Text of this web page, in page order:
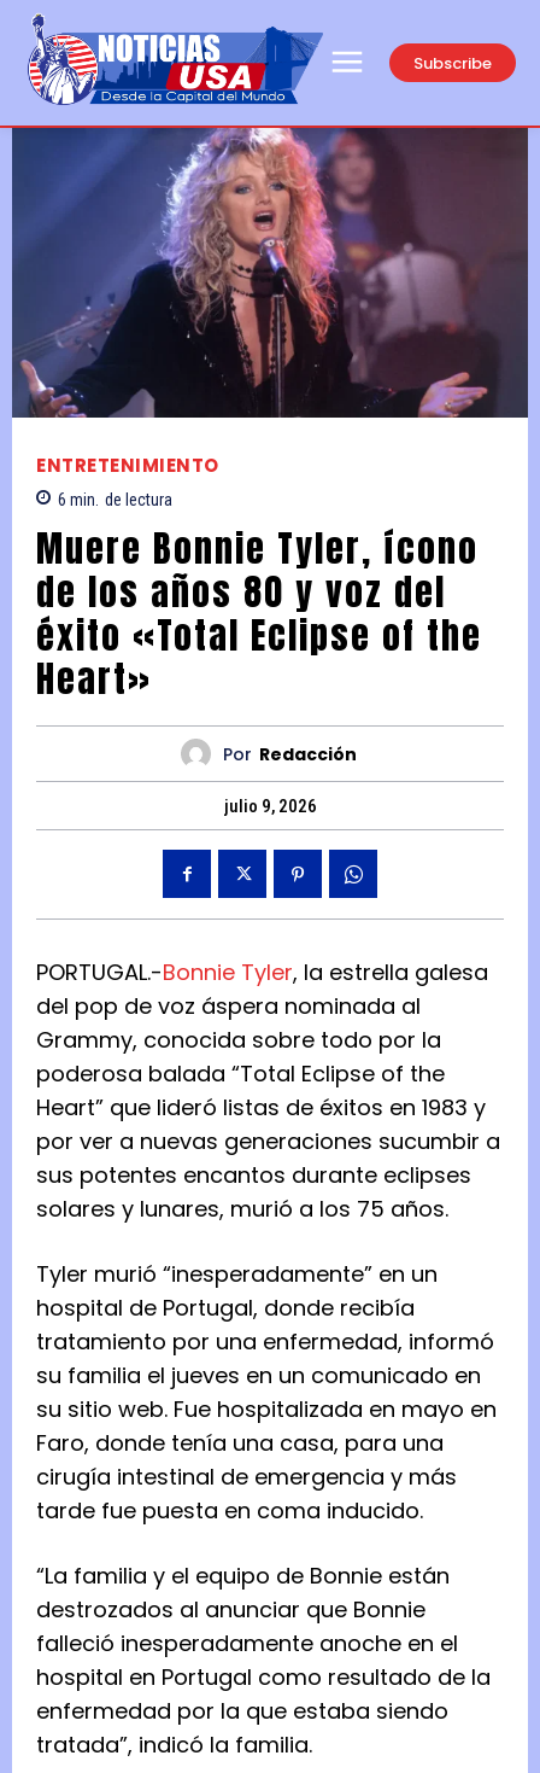
Subscribe
ENTRETENIMIENTO
6 min. de lectura
Muere Bonnie Tyler, ícono
de los años 80 y voz del
éxito «Total Eclipse of the
Heart»
Por Redacción
julio 9, 2026
PORTUGAL.-Bonnie Tyler, la estrella galesa
del pop de voz áspera nominada al
Grammy, conocida sobre todo por la
poderosa balada “Total Eclipse of the
Heart” que lideró listas de éxitos en 1983 y
por ver a nuevas generaciones sucumbir a
sus potentes encantos durante eclipses
solares y lunares, murió a los 75 años.
Tyler murió “inesperadamente” en un
hospital de Portugal, donde recibía
tratamiento por una enfermedad, informó
su familia el jueves en un comunicado en
su sitio web. Fue hospitalizada en mayo en
Faro, donde tenía una casa, para una
cirugía intestinal de emergencia y más
tarde fue puesta en coma inducido.
“La familia y el equipo de Bonnie están
destrozados al anunciar que Bonnie
falleció inesperadamente anoche en el
hospital en Portugal como resultado de la
enfermedad por la que estaba siendo
tratada”, indicó la familia.